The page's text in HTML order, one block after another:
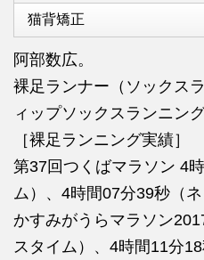
猫背矯正
阿部数広。
裸足ランナー（ソックス
ィップソックスランニン
［裸足ランニング実績］
第37回つくばマラソン 4
ム）、4時間07分39秒（ネ
かすみがうらマラソン
スタイム）、4時間11分18